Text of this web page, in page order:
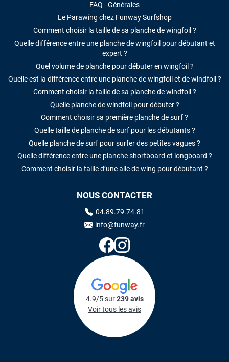
FAQ - Générales
Le Parawing chez Funway Surfshop
Comment choisir la taille de sa planche de wingfoil ?
Quelle différence entre une planche de wingfoil pour débutant et
expert ?
Quel volume de planche pour débuter en wingfoil ?
Quelle est la différence entre une planche de wingfoil et de windfoil ?
Comment choisir la taille de sa planche de windfoil ?
Quelle planche de windfoil pour débuter ?
Comment choisir sa première planche de surf ?
Quelle taille de planche de surf pour les débutants ?
Quelle planche de surf pour surfer des petites vagues ?
Quelle différence entre une planche shortboard et longboard ?
Comment choisir la taille d’une aile de wing pour débutant ?
NOUS CONTACTER
04.89.79.74.81
info@funway.fr
4.9/5 sur239 avis
Voir tous les avis